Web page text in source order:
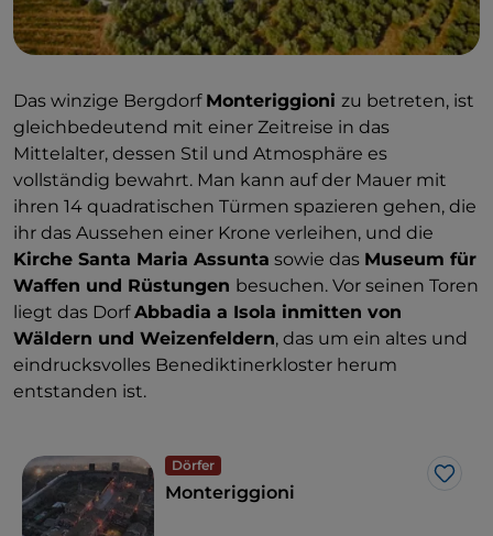
Das winzige Bergdorf Monteriggioni zu betreten, ist
gleichbedeutend mit einer Zeitreise in das
Mittelalter, dessen Stil und Atmosphäre es
vollständig bewahrt. Man kann auf der Mauer mit
ihren 14 quadratischen Türmen spazieren gehen, die
ihr das Aussehen einer Krone verleihen, und die
Kirche Santa Maria Assunta sowie das Museum für
Waffen und Rüstungen besuchen. Vor seinen Toren
liegt das DorfAbbadia a Isola inmitten von
Wäldern und Weizenfeldern, das um ein altes und
eindrucksvolles Benediktinerkloster herum
entstanden ist.
Dörfer
Like
Monteriggioni